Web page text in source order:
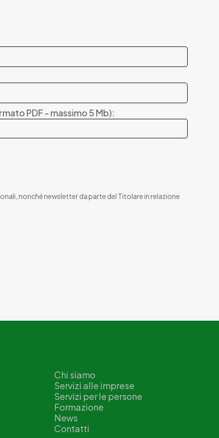
PDF - massimo 5 Mb):
nonché newsletter da parte del Titolare in relazione
Chi siamo
Servizi alle imprese
Servizi per le persone
Formazione
News
Contatti